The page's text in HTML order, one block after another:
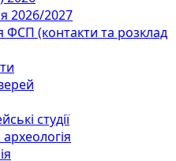
2026/2027
ФСП (контакти та розклад
студії
археологія